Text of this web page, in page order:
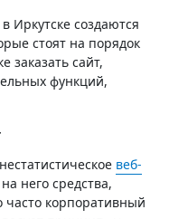
Иркутске создаются
стоят на порядок
заказать сайт,
функций,
веб-
него средства,
часто корпоративный